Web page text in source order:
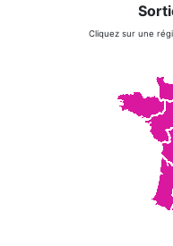
Cliquez sur une